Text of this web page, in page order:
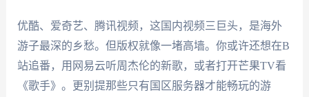
优酷、爱奇艺、腾讯视频，这国内视频三巨头，是海外
游子最深的乡愁。但版权就像一堵高墙。你或许还想在B
站追番，用网易云听周杰伦的新歌，或者打开芒果TV看
《歌手》。更别提那些只有国区服务器才能畅玩的游